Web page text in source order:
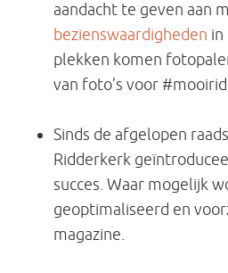
aandacht te geven aan
bezienswaardigheden in
plekken komen
van foto’s voor
Sinds de afgelopen
Ridderkerk
succes. Waar mogelijk
geoptimaliseerd en
magazine.